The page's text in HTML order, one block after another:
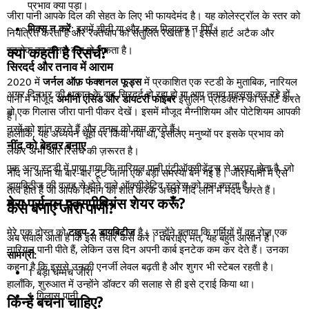
प्रभाव क्या पड़ा।
मिक्स न करें: इसमें चीनी या और फल मिलाकर न पिएँ।
क्या कहती है रिसर्च?
2020 मेंजर्नल ऑफ़ फंक्शनल फूड्समें प्रकाशित एक स्टडी के मुताबिक, नारियल
पानी में मौजूदअमीनो एसिड और डायटरी फाइबरइंसुलिन प्रोडक्शन को सपोर्ट करते
हैं।
हालाँकि, यह अध्ययन चूहों पर किया गया था, इसलिए मनुष्यों पर इसके प्रभाव को
लेकर अभी और रिसर्च की ज़रूरत है।
एक अन्य स्टडी में पाया गया कि नारियल पानी एंटीऑक्सीडेंट्स से भरपूर होता है, जो
डायबिटीज की वजह से होने वाले ऑक्सीडेटिव स्ट्रेस को कम करता है।
मेरा पर्सनल एक्सपीरियंस शेयर करूँ?
मेरे एक दोस्त कोटाइप-2 डायबिटीजहै। उन्होंने बताया कि गर्मियों में वह रोज़ एक
नारियल पानी पीते हैं, लेकिन उस दिन अपनी कार्ब इनटेक कम कर देते हैं। उनका
कहना है कि इससे उनकी एनर्जी लेवल बढ़ती है और शुगर भी स्टेबल रहती है।
हालाँकि, शुरुआत में उन्होंने डॉक्टर की सलाह से ही इसे ट्राई किया था।
किन्हें बचना चाहिए?
जीरा पानी आपके दिल की सेहत के लिए भी फायदेमंद है। यह कोलेस्ट्रॉल के स्तर को
नियंत्रित करता है और रक्तचाप को संतुलित रखता है। इससे हार्ट अटैक और
स्ट्रोक का खतरा कम हो सकता है।
सिरदर्द और तनाव में आराम
अगर दिनभर की थकान के बाद सिरदर्द हो रहा हो या आप तनाव महसूस कर रहे हों,
तो एक गिलास जीरा पानी पीकर देखें। इसमें मौजूद मैग्नीशियम और पोटेशियम आपकी
नसों को शांत करते हैं और तनाव को कम करते हैं।
नींद को बेहतर बनाए
नींद ना आना या बार-बार टूट जाना एक बड़ी समस्या बन गई है। जीरा पानी में ऐसे
तत्व होते हैं जो आपके दिमाग को शांत करके अच्छी नींद लाने में मदद करते हैं।
कैसे बनाएं जीरा पानी?
अब सवाल आता है कि इसे तैयार कैसे करें। घबराइए मत, यह बहुत आसान है।
सामग्री:
1 बड़ा चम्मच जीरा
1 गिलास पानी